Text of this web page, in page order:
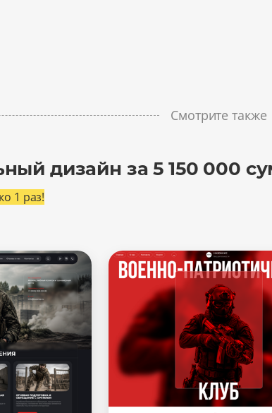
Смотрите также
дизайн за 5 150 000
1 раз!